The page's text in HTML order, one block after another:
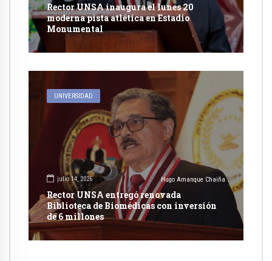
Rector UNSA inaugura el lunes 20
moderna pista atlética en Estadio
Monumental
UNIVERSIDAD
julio 14, 2026 Hugo Amanque Chaiña
Rector UNSA entregó renovada
Biblioteca de Biomédicas con inversión
de 6 millones